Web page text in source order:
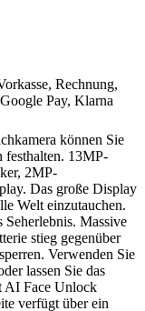
Rechnung,
Pay, Klarna
können Sie
festhalten. 13MP-
2MP-
Das große Display
Welt einzutauchen.
Massive
stieg gegenüber
Verwenden Sie
lassen Sie das
AI Face Unlock
verfügt über ein